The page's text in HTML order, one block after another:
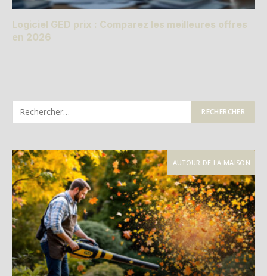
Logiciel GED prix : Comparez les meilleures offres
en 2026
AUTOUR DE LA MAISON